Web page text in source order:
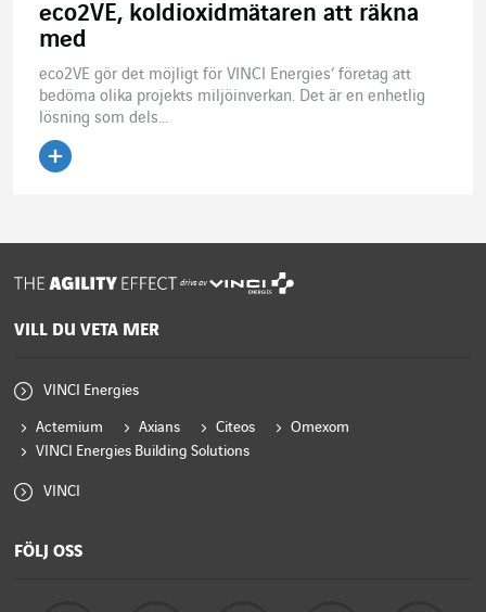
eco2VE, koldioxidmätaren att räkna
med
eco2VE gör det möjligt för VINCI Energies’ företag att
bedöma olika projekts miljöinverkan. Det är en enhetlig
lösning som dels...
drivs av
VILL DU VETA MER
VINCI Energies
Actemium Axians Citeos
Omexom
VINCI Energies Building Solutions
VINCI
FÖLJ OSS